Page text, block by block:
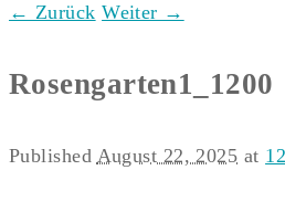
← Zurück Weiter →
Rosengarten1_1200
Published August 22, 2025 at